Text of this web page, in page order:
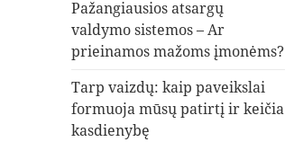
Pažangiausios atsargų
valdymo sistemos – Ar
prieinamos mažoms įmonėms?
Tarp vaizdų: kaip paveikslai
formuoja mūsų patirtį ir keičia
kasdienybę